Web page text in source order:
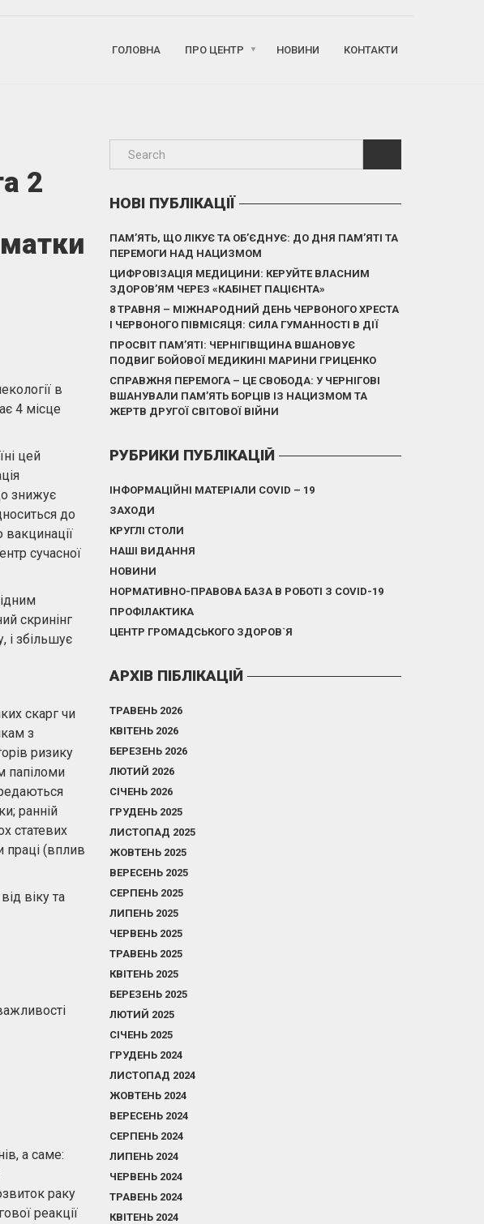
ГОЛОВНА ПРО ЦЕНТР НОВИНИ КОНТАКТИ
2
в
4 місце
цей
знижує
до
сучасної
cкринінг
і збільшує
скарг чи
з
ризику
папіломи
ранній
статевих
праці (вплив
віку та
а саме:
раку
реакції
НОВІ ПУБЛІКАЦІЇ
ПАМ’ЯТЬ, ЩО ЛІКУЄ ТА ОБ’ЄДНУЄ: ДО ДНЯ ПАМ’ЯТІ ТА
ПЕРЕМОГИ НАД НАЦИЗМОМ
ЦИФРОВІЗАЦІЯ МЕДИЦИНИ: КЕРУЙТЕ ВЛАСНИМ
ЗДОРОВ’ЯМ ЧЕРЕЗ «КАБІНЕТ ПАЦІЄНТА»
8 ТРАВНЯ – МІЖНАРОДНИЙ ДЕНЬ ЧЕРВОНОГО ХРЕСТА
І ЧЕРВОНОГО ПІВМІСЯЦЯ: СИЛА ГУМАННОСТІ В ДІЇ
ПРОСВІТ ПАМ’ЯТІ: ЧЕРНІГІВЩИНА ВШАНОВУЄ
ПОДВИГ БОЙОВОЇ МЕДИКИНІ МАРИНИ ГРИЦЕНКО
СПРАВЖНЯ ПЕРЕМОГА – ЦЕ СВОБОДА: У ЧЕРНІГОВІ
ВШАНУВАЛИ ПАМ’ЯТЬ БОРЦІВ ІЗ НАЦИЗМОМ ТА
ЖЕРТВ ДРУГОЇ СВІТОВОЇ ВІЙНИ
РУБРИКИ ПУБЛІКАЦІЙ
ІНФОРМАЦІЙНІ МАТЕРІАЛИ COVID – 19
ЗАХОДИ
КРУГЛІ СТОЛИ
НАШІ ВИДАННЯ
НОВИНИ
НОРМАТИВНО-ПРАВОВА БАЗА В РОБОТІ З COVID-19
ПРОФІЛАКТИКА
ЦЕНТР ГРОМАДСЬКОГО ЗДОРОВ`Я
АРХІВ ПІБЛІКАЦІЙ
ТРАВЕНЬ 2026
КВІТЕНЬ 2026
БЕРЕЗЕНЬ 2026
ЛЮТИЙ 2026
СІЧЕНЬ 2026
ГРУДЕНЬ 2025
ЛИСТОПАД 2025
ЖОВТЕНЬ 2025
ВЕРЕСЕНЬ 2025
СЕРПЕНЬ 2025
ЛИПЕНЬ 2025
ЧЕРВЕНЬ 2025
ТРАВЕНЬ 2025
КВІТЕНЬ 2025
БЕРЕЗЕНЬ 2025
ЛЮТИЙ 2025
СІЧЕНЬ 2025
ГРУДЕНЬ 2024
ЛИСТОПАД 2024
ЖОВТЕНЬ 2024
ВЕРЕСЕНЬ 2024
СЕРПЕНЬ 2024
ЛИПЕНЬ 2024
ЧЕРВЕНЬ 2024
ТРАВЕНЬ 2024
КВІТЕНЬ 2024